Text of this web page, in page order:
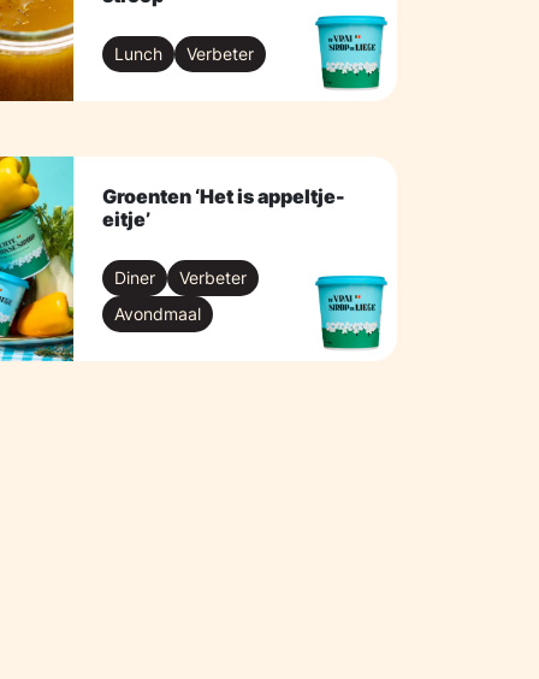
Lunch Verbeter
Groenten ‘Het is appeltje-
eitje’
Diner
Verbeter
Avondmaal